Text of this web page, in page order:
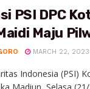
PSI DPC
Maju
MARCH 22, 2023
Indonesia (PSI)